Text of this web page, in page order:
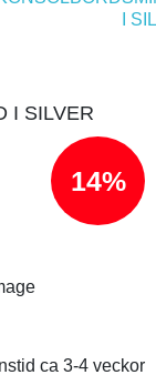
I SILVER
14%
ca 3-4 veckor